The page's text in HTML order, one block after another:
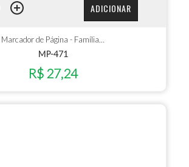
ADICIONAR
Marcador de Página - Família…
MP-471
R$ 27,24